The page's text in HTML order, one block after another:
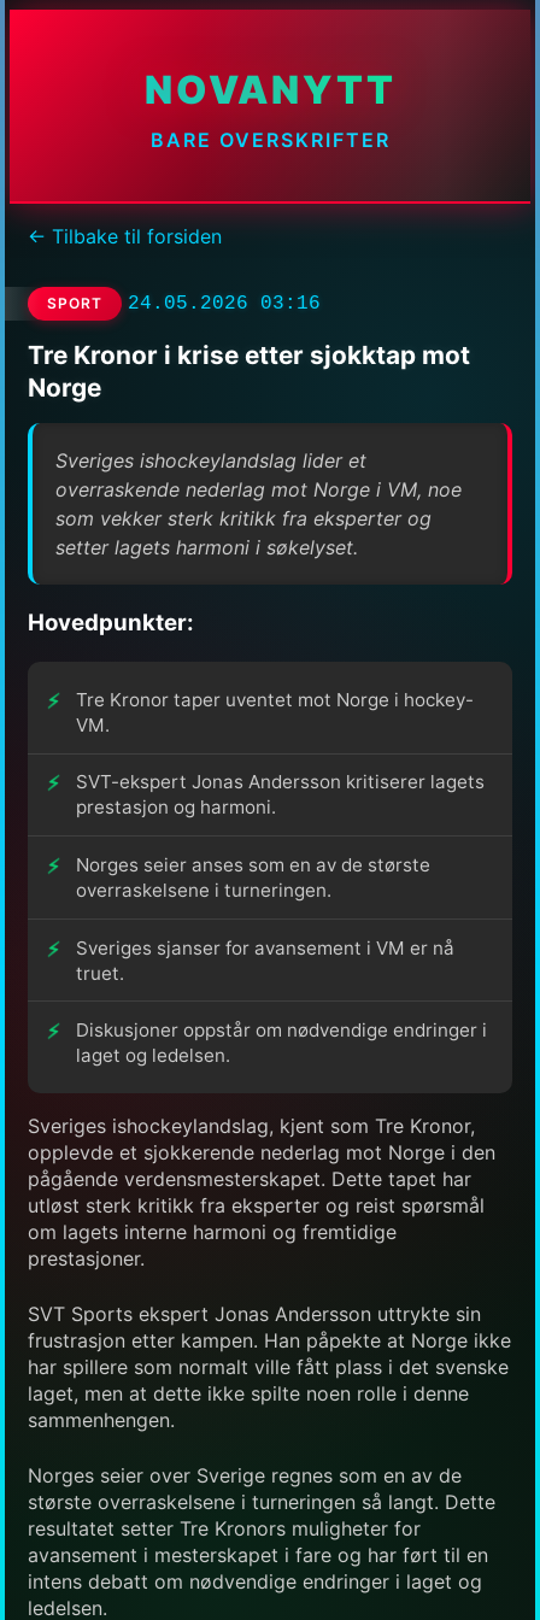
NOVANYTT
BARE OVERSKRIFTER
← Tilbake til forsiden
SPORT 24.05.2026 03:16
Tre Kronor i krise etter sjokktap mot
Norge
Sveriges ishockeylandslag lider et
overraskende nederlag mot Norge i VM, noe
som vekker sterk kritikk fra eksperter og
setter lagets harmoni i søkelyset.
Hovedpunkter:
Tre Kronor taper uventet mot Norge i hockey-
VM.
SVT-ekspert Jonas Andersson kritiserer lagets
prestasjon og harmoni.
Norges seier anses som en av de største
overraskelsene i turneringen.
Sveriges sjanser for avansement i VM er nå
truet.
Diskusjoner oppstår om nødvendige endringer i
laget og ledelsen.
Sveriges ishockeylandslag, kjent som Tre Kronor,
opplevde et sjokkerende nederlag mot Norge i den
pågående verdensmesterskapet. Dette tapet har
utløst sterk kritikk fra eksperter og reist spørsmål
om lagets interne harmoni og fremtidige
prestasjoner.
SVT Sports ekspert Jonas Andersson uttrykte sin
frustrasjon etter kampen. Han påpekte at Norge ikke
har spillere som normalt ville fått plass i det svenske
laget, men at dette ikke spilte noen rolle i denne
sammenhengen.
Norges seier over Sverige regnes som en av de
største overraskelsene i turneringen så langt. Dette
resultatet setter Tre Kronors muligheter for
avansement i mesterskapet i fare og har ført til en
intens debatt om nødvendige endringer i laget og
ledelsen.